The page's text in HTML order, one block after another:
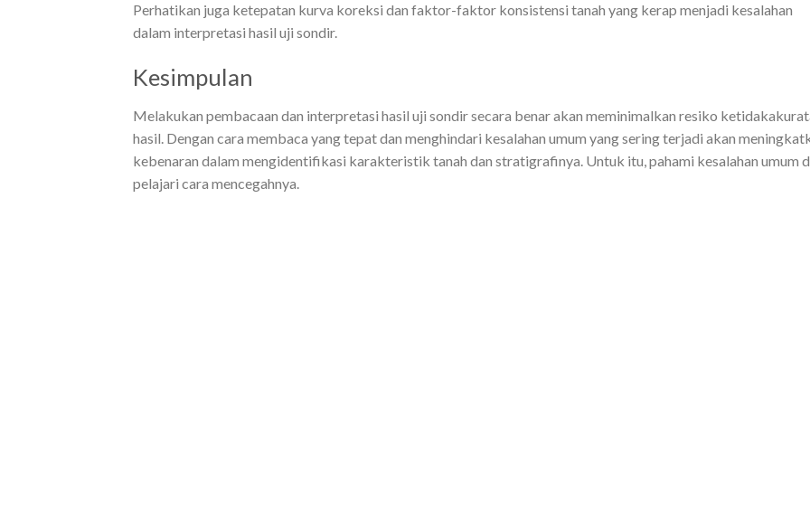
Perhatikan juga ketepatan kurva koreksi dan faktor-faktor konsistensi tanah yang kerap menjadi kesalahan
dalam interpretasi hasil uji sondir.
Kesimpulan
Melakukan pembacaan dan interpretasi hasil uji sondir secara benar akan meminimalkan resiko
hasil. Dengan cara membaca yang tepat dan menghindari kesalahan umum yang sering terjadi akan
kebenaran dalam mengidentifikasi karakteristik tanah dan stratigrafinya. Untuk itu, pahami kesalahan umum
pelajari cara mencegahnya.